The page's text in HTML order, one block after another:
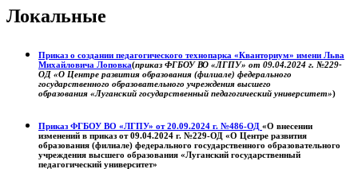
Локальные
Приказ о создании педагогического технопарка «Кванториум» имени Льва
Михайловича Лоповка(приказ ФГБОУ ВО «ЛГПУ» от 09.04.2024 г. №229-
ОД «О Центре развития образования (филиале) федерального
государственного образовательного учреждения высшего
образования «Луганский государственный педагогический университет»)
Приказ ФГБОУ ВО «ЛГПУ» от 20.09.2024 г. №486-ОД «О внесении
изменений в приказ от 09.04.2024 г. №229-ОД «О Центре развития
образования (филиале) федерального государственного образовательного
учреждения высшего образования «Луганский государственный
педагогический университет»